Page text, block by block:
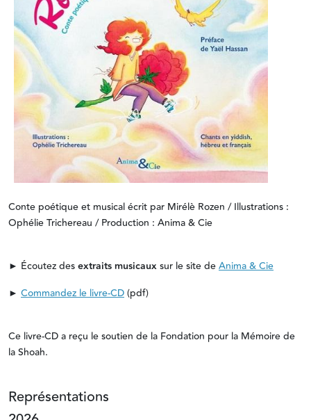
Conte poétique et musical écrit par Mirélè Rozen / Illustrations :
Ophélie Trichereau / Production : Anima & Cie
► Écoutez desextraits musicauxsur le site deAnima & Cie
► Commandez le livre-CD(pdf)
Ce livre-CD a reçu le soutien de la Fondation pour la Mémoire de
la Shoah.
Représentations